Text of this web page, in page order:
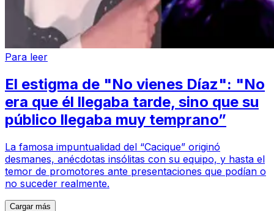
Para leer
El estigma de "No vienes Díaz": "No
era que él llegaba tarde, sino que su
público llegaba muy temprano”
La famosa impuntualidad del “Cacique” originó
desmanes, anécdotas insólitas con su equipo, y hasta el
temor de promotores ante presentaciones que podían o
no suceder realmente.
Cargar más